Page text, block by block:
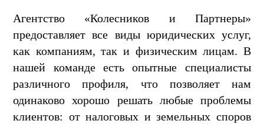
Агентство «Колесников и Партнеры»
предоставляет все виды юридических услуг,
как компаниям, так и физическим лицам. В
нашей команде есть опытные специалисты
различного профиля, что позволяет нам
одинаково хорошо решать любые проблемы
клиентов: от налоговых и земельных споров